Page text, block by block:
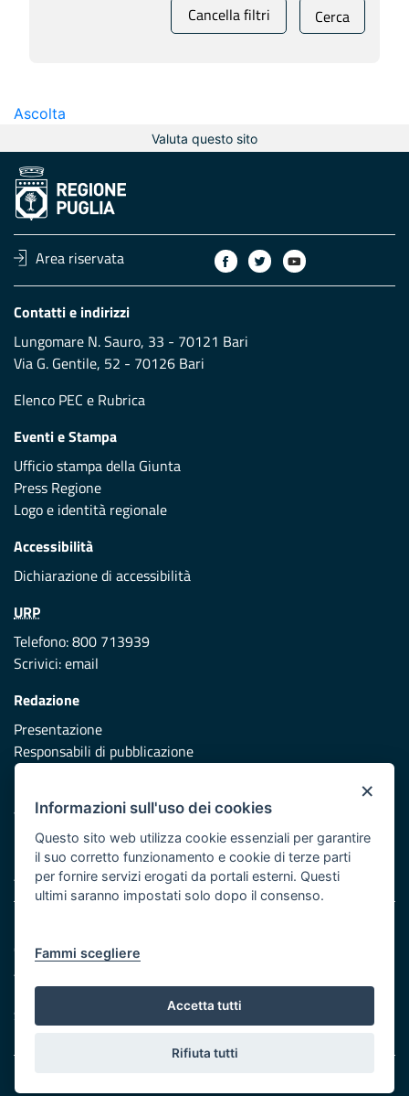
Cancella filtri Cerca
Ascolta
Valuta questo sito
Area riservata
Contatti e indirizzi
Lungomare N. Sauro, 33 - 70121 Bari
Via G. Gentile, 52 - 70126 Bari
Elenco PEC e Rubrica
Eventi e Stampa
Ufficio stampa della Giunta
Press Regione
Logo e identità regionale
Accessibilità
Dichiarazione di accessibilità
URP
Telefono: 800 713939
Scrivici:email
Redazione
Presentazione
Responsabili di pubblicazione
Vai al sito di Protezione Civile Puglia
Iniziativa finanziata con risorse del POR Puglia 2014/2020 -
Asse XI
Cookie e privacy
Atti di notifica
Feed RSS
Servizi Intranet
×
Informazioni sull'uso dei cookies
Questo sito web utilizza cookie essenziali per garantire
il suo corretto funzionamento e cookie di terze parti
per fornire servizi erogati da portali esterni. Questi
ultimi saranno impostati solo dopo il consenso.
Fammi scegliere
Accetta tutti
Rifiuta tutti